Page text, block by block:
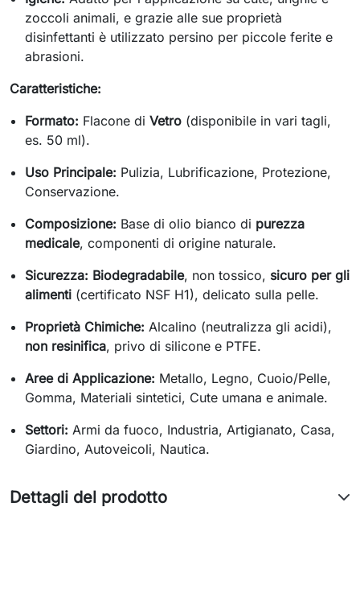
zoccoli animali, e grazie alle sue proprietà
disinfettanti è utilizzato persino per piccole ferite e
abrasioni.
Caratteristiche:
Formato: Flacone diVetro (disponibile in vari tagli,
es. 50 ml).
Uso Principale: Pulizia, Lubrificazione, Protezione,
Conservazione.
Composizione: Base di olio bianco di purezza
medicale, componenti di origine naturale.
Sicurezza: Biodegradabile, non tossico, sicuro per gli
alimenti (certificato NSF H1), delicato sulla pelle.
Proprietà Chimiche: Alcalino (neutralizza gli acidi),
non resinifica, privo di silicone e PTFE.
Aree di Applicazione: Metallo, Legno, Cuoio/Pelle,
Gomma, Materiali sintetici, Cute umana e animale.
Settori: Armi da fuoco, Industria, Artigianato, Casa,
Giardino, Autoveicoli, Nautica.
Dettagli del prodotto